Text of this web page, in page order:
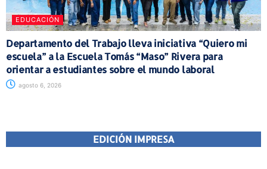
EDUCACIÓN
Departamento del Trabajo lleva iniciativa “Quiero mi
escuela” a la Escuela Tomás “Maso” Rivera para
orientar a estudiantes sobre el mundo laboral
agosto 6, 2026
EDICIÓN IMPRESA